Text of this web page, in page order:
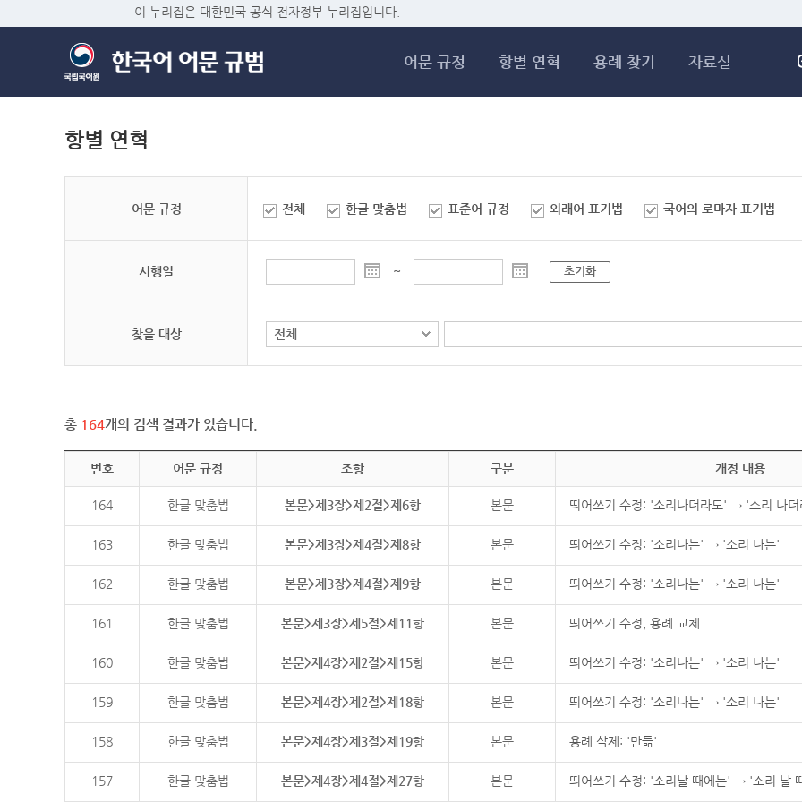
이 누리집은 대한민국 공식 전자정부 누리집입니다.
어문 규정 항별 연혁 용례 찾기 자료실
항별 연혁
어문 규정 전체 한글 맞춤법 표준어 규정 외래어 표기법 국어의 로마자 표기법
시행일 ~ 초기화
찾을 대상
총 164개의 검색 결과가 있습니다.
번호 어문 규정 조항 구분 개정 내용
164 한글 맞춤법 본문>제3장>제2절>제6항 본문 띄어쓰기 수정: '소리나더라도' → '소리 나더
163 한글 맞춤법 본문>제3장>제4절>제8항 본문 띄어쓰기 수정: '소리나는' → '소리 나는'
162 한글 맞춤법 본문>제3장>제4절>제9항 본문 띄어쓰기 수정: '소리나는' → '소리 나는'
161 한글 맞춤법 본문>제3장>제5절>제11항 본문 띄어쓰기 수정, 용례 교체
160 한글 맞춤법 본문>제4장>제2절>제15항 본문 띄어쓰기 수정: '소리나는' → '소리 나는'
159 한글 맞춤법 본문>제4장>제2절>제18항 본문 띄어쓰기 수정: '소리나는' → '소리 나는'
158 한글 맞춤법 본문>제4장>제3절>제19항 본문 용례 삭제: '만듦'
157 한글 맞춤법 본문>제4장>제4절>제27항 본문 띄어쓰기 수정: '소리날 때에는' → '소리 날